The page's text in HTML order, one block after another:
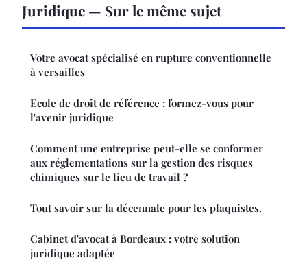
Juridique — Sur le même sujet
Votre avocat spécialisé en rupture conventionnelle
à versailles
Ecole de droit de référence : formez-vous pour
l'avenir juridique
Comment une entreprise peut-elle se conformer
aux réglementations sur la gestion des risques
chimiques sur le lieu de travail ?
Tout savoir sur la décennale pour les plaquistes.
Cabinet d'avocat à Bordeaux : votre solution
juridique adaptée